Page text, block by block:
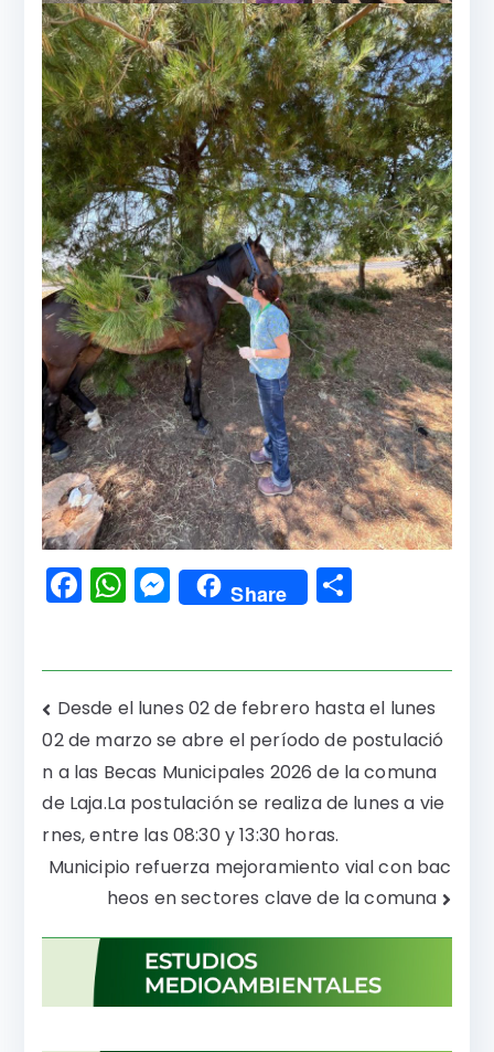
F
a
e
b
o
o
k
W
h
ts
A
p
p
M
e
e
n
g
er
Share
a
rti
r
Navegación
de
entradas
Desde el lunes 02 de febrero hasta el lunes
02 de marzo se abre el período de postulació
n a las Becas Municipales 2026 de la comuna
de Laja.La postulación se realiza de lunes a vie
rnes, entre las 08:30 y 13:30 horas.
Municipio refuerza mejoramiento vial con bac
heos en sectores clave de la comuna